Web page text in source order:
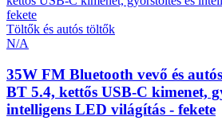
Töltők és autós töltők
N/A
35W FM Bluetooth vevő és
BT 5.4, kettős USB-C kimenet,
intelligens LED világítás - fekete